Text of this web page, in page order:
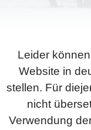
Leider
Website in
stellen. Für
nicht
Verwendung